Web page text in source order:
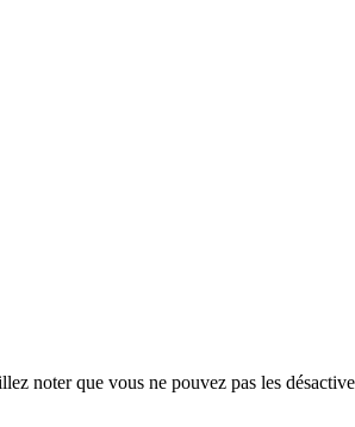
noter que vous ne pouvez pas les